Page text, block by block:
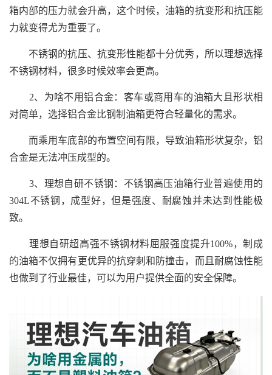
箱内部的压力就会升高，这个时候，油箱的抗变形和抗压能
力就变得尤为重要了。
不锈钢的抗压、抗变形性能都十分优秀，所以理想选择
不锈钢材料，很多时候效率会更高。
2、为啥不用铝合金：客车或商用车的油箱大且形状相
对简单，选择铝合金比钢制油箱更符合轻量化的需求。
而乘用车底部的布置空间有限，导致油箱形状复杂，铝
合金是无法冲压成型的。
3、理想自研不锈钢：不锈钢高压油箱行业普遍使用的
304L不锈钢，成型好，但是强度、耐腐蚀并未达到性能极
致。
理想自研超高强不锈钢材料屈服强度提升100%，制成
的油箱不仅拥有更优异的抗穿刺和防撞击，而且耐腐蚀性能
也做到了行业最佳，可以为用户提供全面的安全保障。